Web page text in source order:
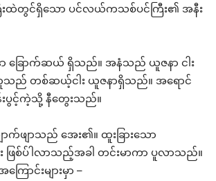
းထဲတွင်ရှိသော ပင်လယ်ကသစ်ပင်ကြီး၏ အနီး
ခြောက်ဆယ် ရှိသည်။ အနံသည် ယူဇနာ ငါး
တစ်ဆယ့်ငါး ယူဇနာရှိသည်။ အရောင်
ပွင့်ကဲ့သို့ နီတွေးသည်။
ာက်ဖျာသည် အေး၏။ ထူးခြားသော
း ဖြစ်ပ်ါလာသည့်အခါ တင်းမာကာ ပူလာသည်။
ာင်းများမှာ –